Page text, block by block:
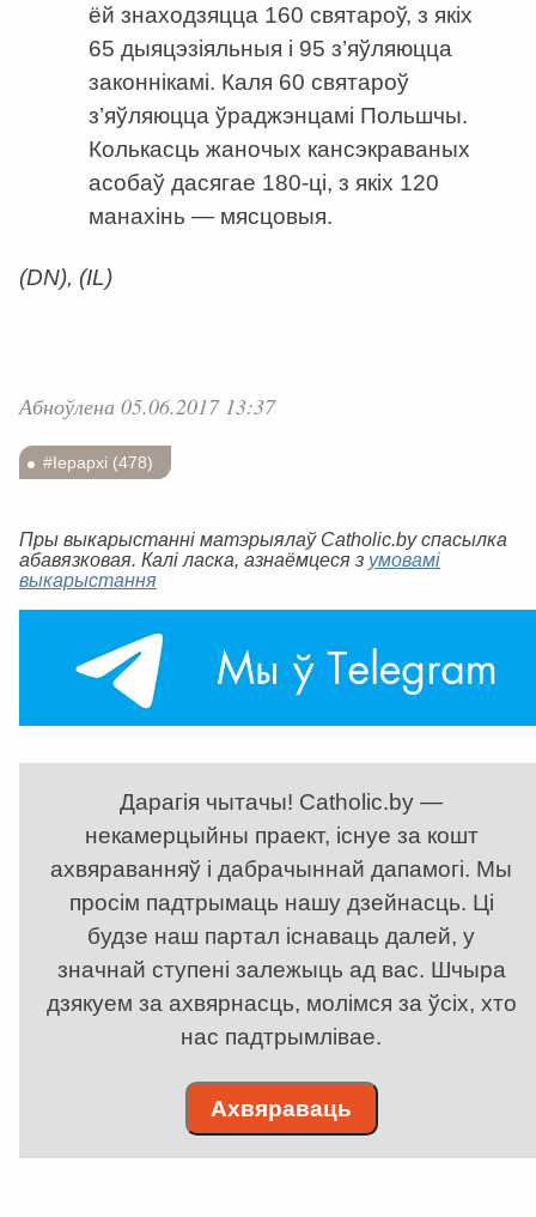
ёй знаходзяцца 160 святароў, з якіх
65 дыяцэзіяльныя і 95 з’яўляюцца
законнікамі. Каля 60 святароў
з’яўляюцца ўраджэнцамі Польшчы.
Колькасць жаночых кансэкраваных
асобаў дасягае 180-ці, з якіх 120
манахінь — мясцовыя.
(DN), (IL)
Абноўлена 05.06.2017 13:37
#Іерархі (478)
Пры выкарыстанні матэрыялаў Catholic.by спасылка
абавязковая. Калі ласка, азнаёмцеся з умовамі
выкарыстання
Дарагія чытачы! Catholic.by —
некамерцыйны праект, існуе за кошт
ахвяраванняў і дабрачыннай дапамогі. Мы
просім падтрымаць нашу дзейнасць. Ці
будзе наш партал існаваць далей, у
значнай ступені залежыць ад вас. Шчыра
дзякуем за ахвярнасць, молімся за ўсіх, хто
нас падтрымлівае.
Ахвяраваць